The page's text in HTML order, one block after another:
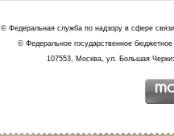
© Федеральная служба по надзору в сфере
© Федеральное государственное
107553, Москва, ул. Большая